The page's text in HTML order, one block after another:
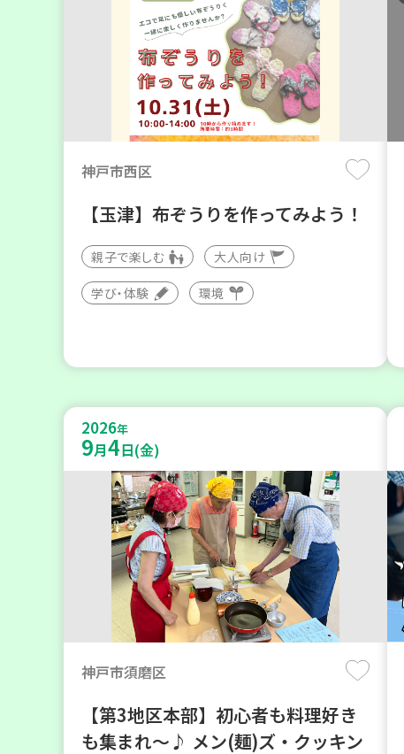
神戸市西区
【玉津】布ぞうりを作ってみよう！
親子で楽しむ 大人向け
学び・体験 環境
2026年
9月4日(金)
神戸市須磨区
【第3地区本部】初心者も料理好き
も集まれ～♪ メン(麺)ズ・クッキン